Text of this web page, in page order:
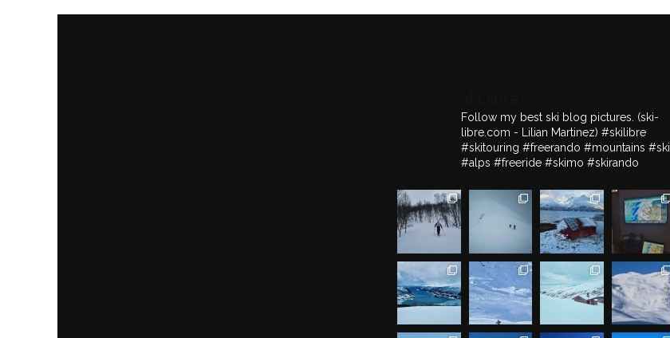
Follow my best ski blog pictures. (ski-
libre.com - Lilian Martinez) #skilibre
#skitouring #freerando #mountains #ski
#alps #freeride #skimo #skirando